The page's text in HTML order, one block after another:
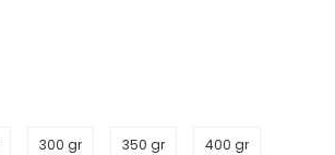
300 gr 350 gr 400 gr